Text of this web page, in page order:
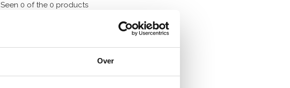
Over
Seen 0 of the 0 products